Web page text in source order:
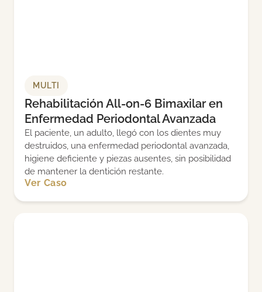
MULTI
Rehabilitación All-on-6 Bimaxilar en
Enfermedad Periodontal Avanzada
El paciente, un adulto, llegó con los dientes muy
destruidos, una enfermedad periodontal avanzada,
higiene deficiente y piezas ausentes, sin posibilidad
de mantener la dentición restante.
Ver Caso